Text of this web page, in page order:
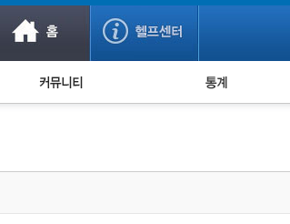
사기 예방했어요! 누적 피해사례 통계